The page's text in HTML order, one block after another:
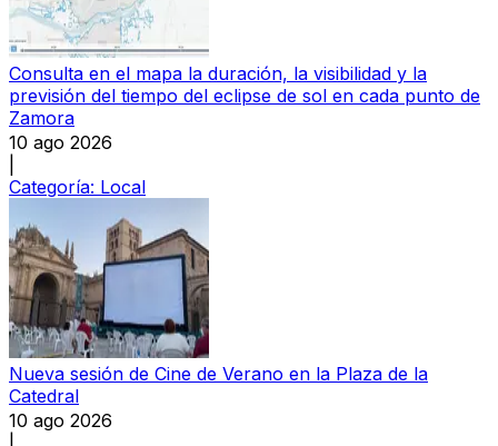
Consulta en el mapa la duración, la visibilidad y la
previsión del tiempo del eclipse de sol en cada punto de
Zamora
10 ago 2026
Categoría: Local
Nueva sesión de Cine de Verano en la Plaza de la
Catedral
10 ago 2026